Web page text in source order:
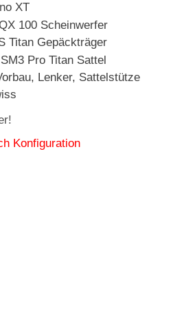
XT
100 Scheinwerfer
Titan Gepäckträger
Pro Titan Sattel
Lenker, Sattelstütze
Konfiguration